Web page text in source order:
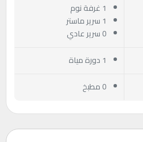
1 غرفة نوم
1 سرير ماستر
0 سرير عادي
1 دورة مياة
0 مطبخ